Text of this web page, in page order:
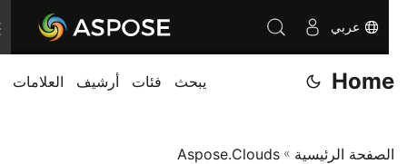
عربي
Home يبحث فئات أرشيف العلامات
الصفحة الرئيسية»
Aspose.Clouds